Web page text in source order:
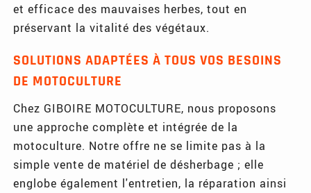
et efficace des mauvaises herbes, tout en
préservant la vitalité des végétaux.
SOLUTIONS ADAPTÉES À TOUS VOS BESOINS
DE MOTOCULTURE
Chez GIBOIRE MOTOCULTURE, nous proposons
une approche complète et intégrée de la
motoculture. Notre offre ne se limite pas à la
simple vente de matériel de désherbage ; elle
englobe également l'entretien, la réparation ainsi